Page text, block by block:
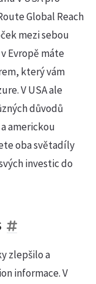
Global Reach
mezi sebou
Evropě máte
který vám
V USA ale
důvodů
americkou
oba světadíly
investic do
zlepšilo a
informace. V